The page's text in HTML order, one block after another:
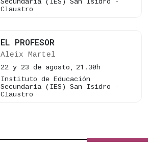
Secundaria (IES) San Isidro -
Claustro
EL PROFESOR
Aleix Martel
22 y 23 de agosto, 21.30h
Instituto de Educación
Secundaria (IES) San Isidro -
Claustro